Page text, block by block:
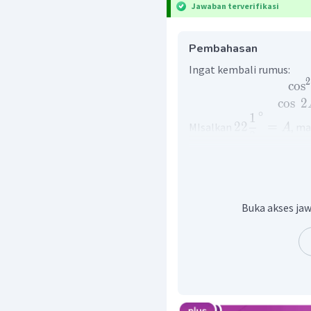
Jawaban terverifikasi
Pembahasan
Ingat kembali rumus:
cos2
cos 2
MIsalkan 22
1 ∘
A ,
Buka akses